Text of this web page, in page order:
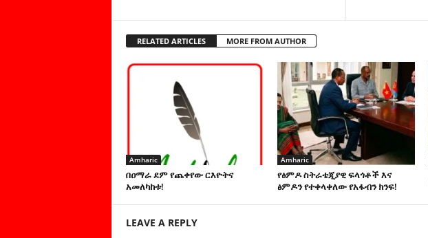
RELATED ARTICLES MORE FROM AUTHOR
Amharic
በዐማራ ደም የጨቀየው ርእዮትና
አመለካከቱ!
Amharic
የፅምዶ ስትራቴጂያዊ ፍላጎቶች እና
ፅምዶን የተቀላቀለው የአፋብን ክንፍ!
LEAVE A REPLY